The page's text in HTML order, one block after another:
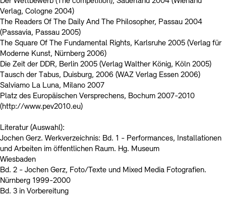
Verlag, Cologne 2004)
The Readers Of The Daily And The Philosopher, Passau 2004
(Passavia, Passau 2005)
The Square Of The Fundamental Rights, Karlsruhe 2005 (Verlag für
Moderne Kunst, Nürnberg 2006)
Die Zeit der DDR, Berlin 2005 (Verlag Walther König, Köln 2005)
Tausch der Tabus, Duisburg, 2006 (WAZ Verlag Essen 2006)
Salviamo La Luna, Milano 2007
Platz des Europäischen Versprechens, Bochum 2007-2010
(http://www.pev2010.eu)
Literatur (Auswahl):
Jochen Gerz. Werkverzeichnis: Bd. 1 - Performances, Installationen
und Arbeiten im öffentlichen Raum. Hg. Museum
Wiesbaden
Bd. 2 - Jochen Gerz, Foto/Texte und Mixed Media Fotografien.
Nürnberg 1999-2000
Bd. 3 in Vorbereitung